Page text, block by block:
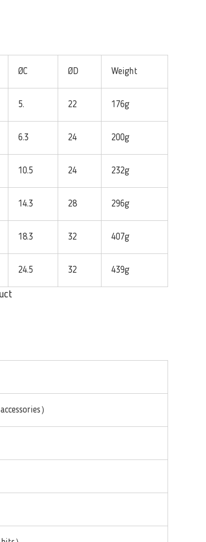
ØC ØD Weight
5. 22 176g
6.3 24 200g
10.5 24 232g
14.3 28 296g
18.3 32 407g
24.5 32 439g
）